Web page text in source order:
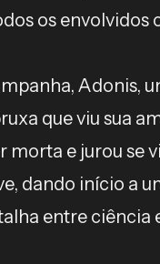
os envolvidos
Adonis,
que viu sua
morta e jurou se
dando início a
entre ciência